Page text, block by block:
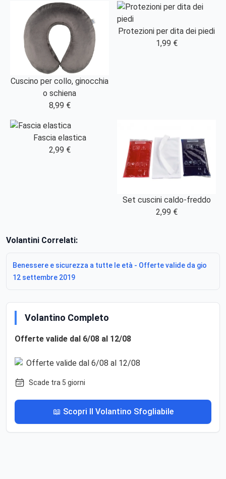
Cuscino per collo, ginocchia
o schiena
8,99 €
Protezioni per dita dei piedi
1,99 €
Fascia elastica
2,99 €
Set cuscini caldo-freddo
2,99 €
Volantini Correlati:
Benessere e sicurezza a tutte le età - Offerte valide da gio
12 settembre 2019
Volantino Completo
Offerte valide dal 6/08 al 12/08
Scade tra 5 giorni
📖 Scopri Il Volantino Sfogliabile